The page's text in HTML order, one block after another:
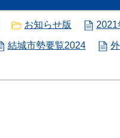
お知らせ版 2021
結城市勢要覧2024